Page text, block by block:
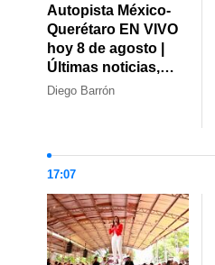
Autopista México-
Querétaro EN VIVO
hoy 8 de agosto |
Últimas noticias,
choques y cierres
Diego Barrón
17:07